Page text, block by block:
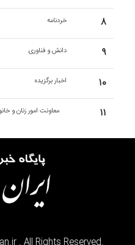
۸ خردنامه
۹ دانش و فناوری
۱۰ اخبار برگزیده
۱۱ معاونت امور زنان و